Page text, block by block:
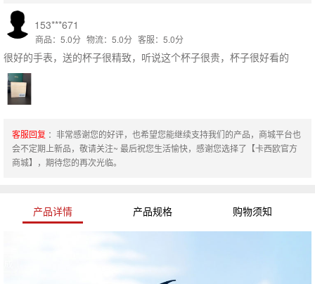
153***671
商品：5.0分 物流：5.0分 客服：5.0分
很好的手表，送的杯子很精致，听说这个杯子很贵，杯子很好看的
客服回复 ：非常感谢您的好评，也希望您能继续支持我们的产品，商城平台也
会不定期上新品，敬请关注~ 最后祝您生活愉快，感谢您选择了【卡西欧官方
商城】，期待您的再次光临。
产品详情 产品规格 购物须知